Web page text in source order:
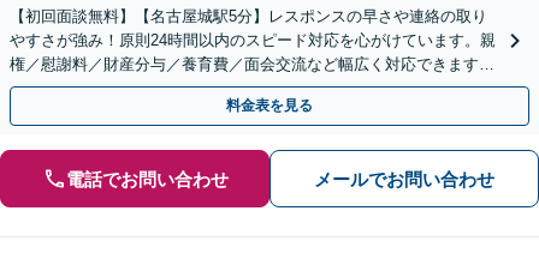
【初回面談無料】【名古屋城駅5分】レスポンスの早さや連絡の取り
やすさが強み！原則24時間以内のスピード対応を心がけています。親
権／慰謝料／財産分与／養育費／面会交流など幅広く対応できます。
相談者さまの精神的な負担を軽減しつつ解決を目指します
料金表を見る
電話でお問い合わせ メールでお問い合わせ